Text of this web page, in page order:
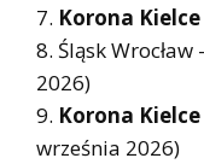
Korona Kielce
Śląsk Wrocław
2026)
Korona Kielce
września 2026)